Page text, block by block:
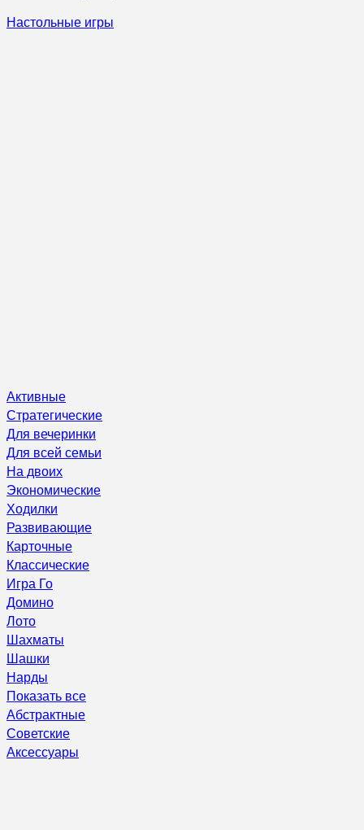
Настольные игры
Активные
Стратегические
Для вечеринки
Для всей семьи
На двоих
Экономические
Ходилки
Развивающие
Карточные
Классические
Игра Го
Домино
Лото
Шахматы
Шашки
Нарды
Показать все
Абстрактные
Советские
Аксессуары